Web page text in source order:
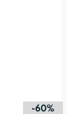
-60%